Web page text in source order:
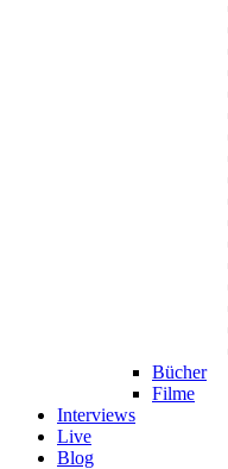
Bücher
Filme
Interviews
Live
Blog